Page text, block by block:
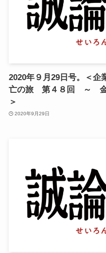
2020年９月29日号。＜企
亡の旅 第４８回 ～ 金
＞
2020年9月29日